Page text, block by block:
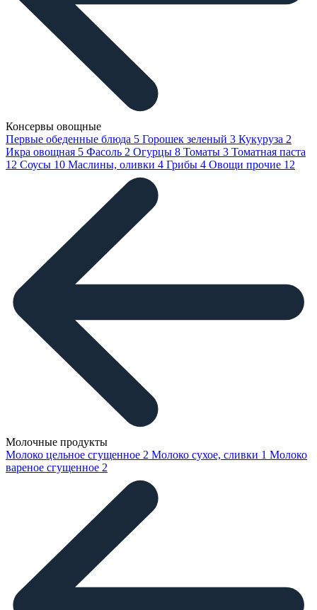
Консервы овощные
Первые обеденные блюда 5 Горошек зеленый 3 Кукуруза 2
Икра овощная 5 Фасоль 2 Огурцы 8 Томаты 3 Томатная паста
12 Соусы 10 Маслины, оливки 4 Грибы 4 Овощи прочие 12
Молочные продукты
Молоко цельное сгущенное 2 Молоко сухое, сливки 1 Молоко
вареное сгущенное 2